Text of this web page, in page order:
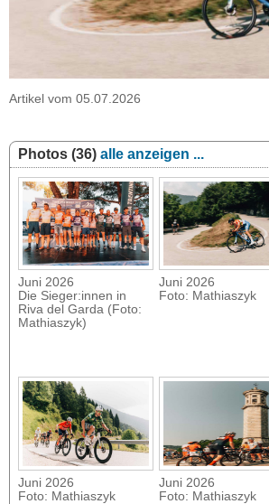
Artikel vom 05.07.2026
Photos (36) alle anzeigen ...
Juni 2026
Die Sieger:innen in
Riva del Garda (Foto:
Mathiaszyk)
Juni 2026
Foto: Mathiaszyk
Juni 2026
Foto: Mathiaszyk
Juni 2026
Foto: Mathiaszyk